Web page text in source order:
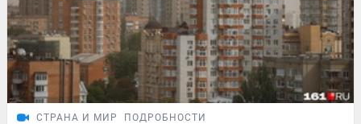
СТРАНА И МИР ПОДРОБНОСТИ